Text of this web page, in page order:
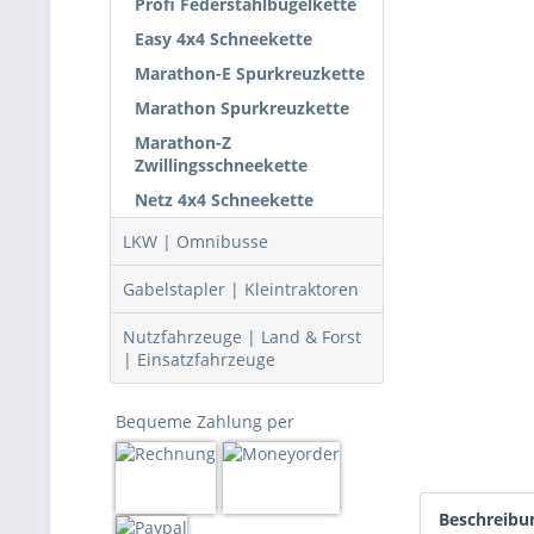
Easy 4x4 Schneekette
Marathon-E Spurkreuzkette
Marathon Spurkreuzkette
Marathon-Z
Zwillingsschneekette
Netz 4x4 Schneekette
LKW | Omnibusse
Gabelstapler | Kleintraktoren
Nutzfahrzeuge | Land & Forst
| Einsatzfahrzeuge
Bequeme Zahlung per